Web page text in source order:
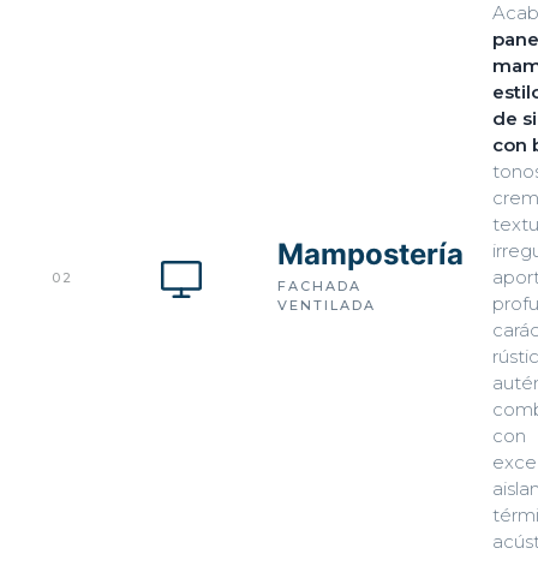
02
Mampostería
FACHADA
VENTILADA
de
con
con